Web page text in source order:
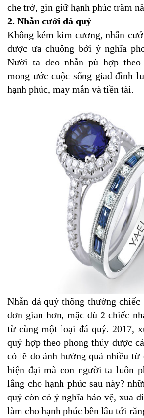
che trở, gìn giữ hạnh phúc trăm
2. Nhẫn cưới đá quý
Không kém kim cương, nhẫn
được ưa chuộng bởi ý nghĩa
Nười ta deo nhẫn pù hợp
mong ước cuộc sống giad đình
hạnh phúc, may mắn và tiền tài.
Nhẫn đá quý thông thường chiếc
dơn gian hơn, mặc dù 2 chiếc
từ cùng một loại đá quý. 2017,
quý hợp theo phong thủy được
có lẽ do ảnh hưởng quá nhiều từ
hiện đại mà con người ta luôn
lắng cho hạnh phúc sau này?
quý còn có ý nghĩa bảo vệ, xua
làm cho hạnh phúc bền lâu tới